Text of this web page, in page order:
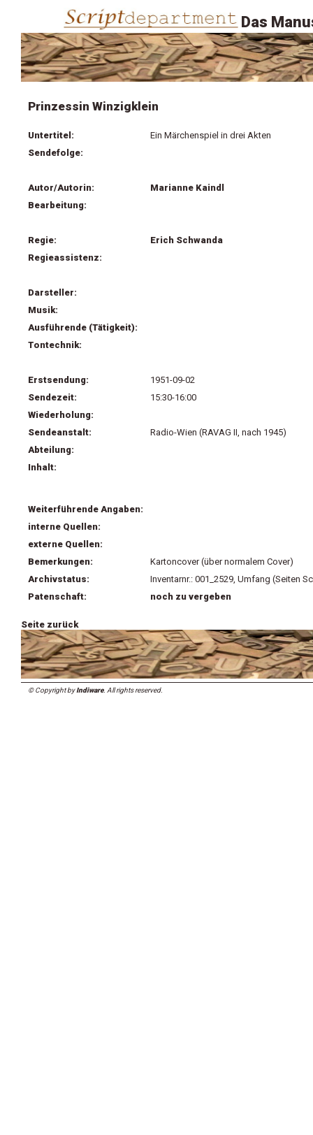
Das
Prinzessin Winzigklein
Untertitel:
Ein Märchenspiel in drei Akten
Sendefolge:
Autor/Autorin:
Marianne Kaindl
Bearbeitung:
Regie:
Erich Schwanda
Regieassistenz:
Darsteller:
Musik:
Ausführende (Tätigkeit):
Tontechnik:
Erstsendung:
1951-09-02
Sendezeit:
15:30-16:00
Wiederholung:
Sendeanstalt:
Radio-Wien (RAVAG II, nach 1945)
Abteilung:
Inhalt:
Weiterführende Angaben:
interne Quellen:
externe Quellen:
Bemerkungen:
Kartoncover (über normalem Cover)
Archivstatus:
Inventarnr.: 001_2529, Umfang (Seiten
Patenschaft:
noch zu vergeben
Seite zurück
© Copyright byIndiware. All rights reserved.